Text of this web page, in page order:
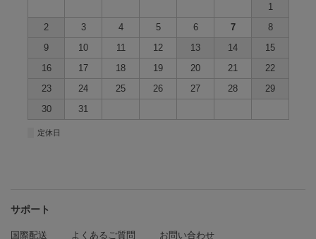
1
2
3 4 5 6 7
8
9
10 11 12 13 14
15
16
17 18 19 20 21
22
23
24 25 26 27 28
29
30
31
定休日
サポート
国際配送 よくあるご質問 お問い合わせ